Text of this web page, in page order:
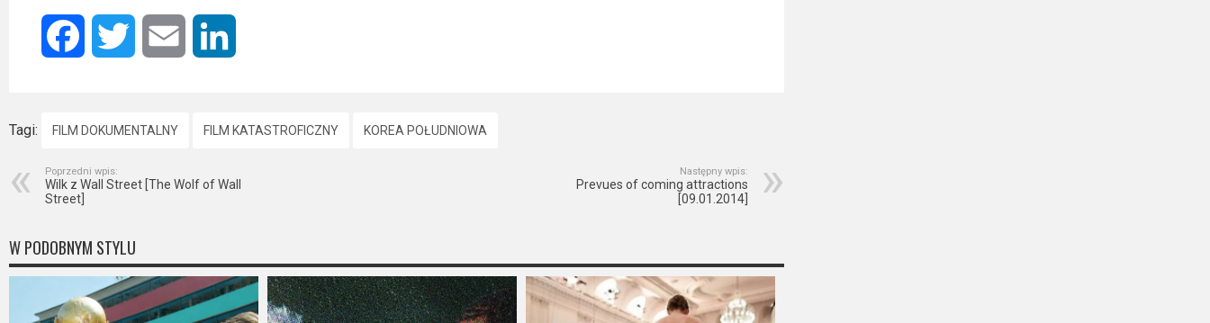
Facebook Twitter Email
Tagi: FILM DOKUMENTALNY FILM KATASTROFICZNY KOREA POŁUDNIOWA
Poprzedni wpis:
Wilk z Wall Street [The Wolf of Wall
Street]
Następny wpis:
Prevues of coming attractions
[09.01.2014]
W PODOBNYM STYLU